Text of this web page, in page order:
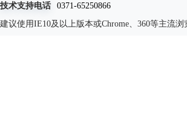
技术支持电话
0371-65250866
建议使用IE10及以上版本或Chrome、360等主流